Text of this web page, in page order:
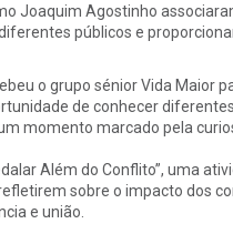
Joaquim Agostinho
públicos e
o grupo sénior Vida Maior
de conhecer
momento marcado pela
Além do Conflito”, uma
sobre o impacto dos
e união.